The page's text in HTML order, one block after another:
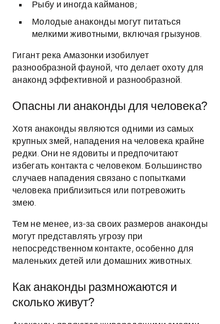
Рыбу и иногда кайманов;
Молодые анаконды могут питаться
мелкими животными, включая грызунов.
Гигант река Амазонки изобилует
разнообразной фауной, что делает охоту для
анаконд эффективной и разнообразной.
Опасны ли анаконды для человека?
Хотя анаконды являются одними из самых
крупных змей, нападения на человека крайне
редки. Они не ядовиты и предпочитают
избегать контакта с человеком. Большинство
случаев нападения связано с попытками
человека приблизиться или потревожить
змею.
Тем не менее, из-за своих размеров анаконды
могут представлять угрозу при
непосредственном контакте, особенно для
маленьких детей или домашних животных.
Как анаконды размножаются и
сколько живут?